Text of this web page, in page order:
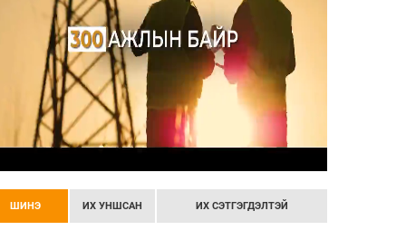
ШИНЭ ИХ УНШСАН ИХ СЭТГЭГДЭЛТЭЙ